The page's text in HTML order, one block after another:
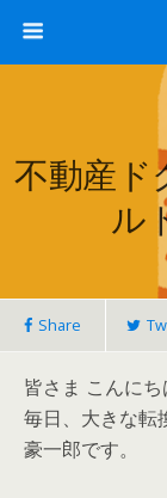
不動産ド
ル
Share
皆さま こんにち
毎日、大きな転
豪一郎です。